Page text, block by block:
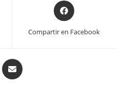
Opens
in
a
Compartir en Facebook
Opens
in